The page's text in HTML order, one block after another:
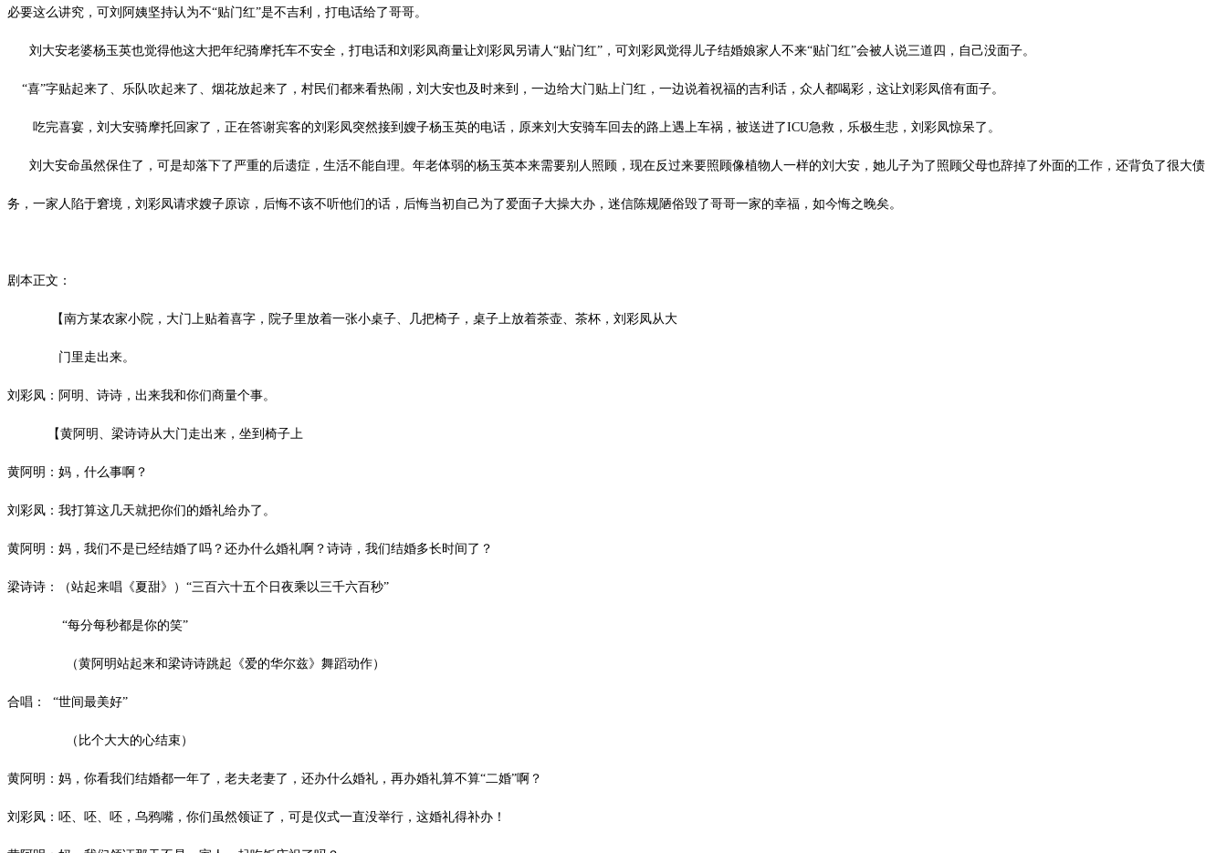
必要这么讲究，可刘阿姨坚持认为不“贴门红”是不吉利，打电话给了哥哥。
刘大安老婆杨玉英也觉得他这大把年纪骑摩托车不安全，打电话和刘彩凤商量让刘彩凤另请人“贴门红”，可刘彩凤觉得儿子结婚娘家人不来“贴门红”会被人说三道四，自己没面子。
“喜”字贴起来了、乐队吹起来了、烟花放起来了，村民们都来看热闹，刘大安也及时来到，一边给大门贴上门红，一边说着祝福的吉利话，众人都喝彩，这让刘彩凤倍有面子。
吃完喜宴，刘大安骑摩托回家了，正在答谢宾客的刘彩凤突然接到嫂子杨玉英的电话，原来刘大安骑车回去的路上遇上车祸，被送进了ICU急救，乐极生悲，刘彩凤惊呆了。
刘大安命虽然保住了，可是却落下了严重的后遗症，生活不能自理。年老体弱的杨玉英本来需要别人照顾，现在反过来要照顾像植物人一样的刘大安，她儿子为了照顾父母也辞掉了外面的工作，还背负了很大债
务，一家人陷于窘境，刘彩凤请求嫂子原谅，后悔不该不听他们的话，后悔当初自己为了爱面子大操大办，迷信陈规陋俗毁了哥哥一家的幸福，如今悔之晚矣。
剧本正文：
【南方某农家小院，大门上贴着喜字，院子里放着一张小桌子、几把椅子，桌子上放着茶壶、茶杯，刘彩凤从大
门里走出来。
刘彩凤：阿明、诗诗，出来我和你们商量个事。
【黄阿明、梁诗诗从大门走出来，坐到椅子上
黄阿明：妈，什么事啊？
刘彩凤：我打算这几天就把你们的婚礼给办了。
黄阿明：妈，我们不是已经结婚了吗？还办什么婚礼啊？诗诗，我们结婚多长时间了？
梁诗诗：（站起来唱《夏甜》）“三百六十五个日夜乘以三千六百秒”
“每分每秒都是你的笑”
（黄阿明站起来和梁诗诗跳起《爱的华尔兹》舞蹈动作）
合唱： “世间最美好”
（比个大大的心结束）
黄阿明：妈，你看我们结婚都一年了，老夫老妻了，还办什么婚礼，再办婚礼算不算“二婚”啊？
刘彩凤：呸、呸、呸，乌鸦嘴，你们虽然领证了，可是仪式一直没举行，这婚礼得补办！